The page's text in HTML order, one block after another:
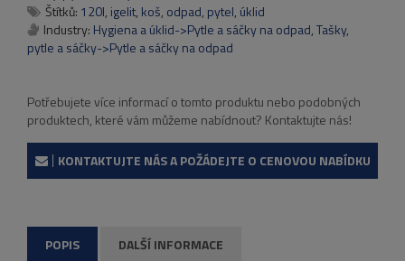
Štítků: 120l, igelit, koš, odpad, pytel, úklid
Industry: Hygiena a úklid->Pytle a sáčky na odpad,Tašky,
pytle a sáčky->Pytle a sáčky na odpad
Potřebujete více informací o tomto produktu nebo podobných
produktech, které vám můžeme nabídnout? Kontaktujte nás!
KONTAKTUJTE NÁS A POŽÁDEJTE O CENOVOU NABÍDKU
POPIS DALŠÍ INFORMACE